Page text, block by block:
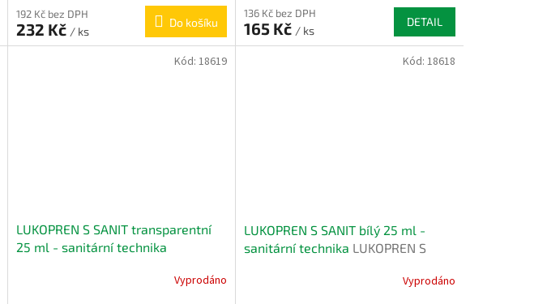
192 Kč bez DPH
232 Kč / ks
Do košíku
136 Kč bez DPH
165 Kč / ks
DETAIL
LUKOPREN S SANIT transparentní
25 ml - sanitární technika
Vyprodáno
Kód: 18619
LUKOPREN S SANIT bílý 25 ml -
sanitární technika LUKOPREN S
Vyprodáno
Kód: 18618